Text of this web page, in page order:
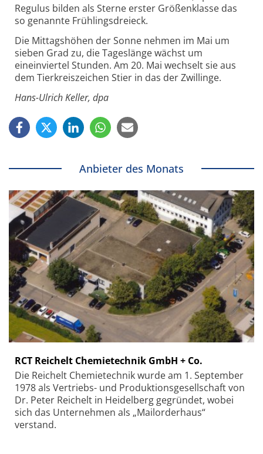
Regulus bilden als Sterne erster Größenklasse das
so genannte Frühlingsdreieck.
Die Mittagshöhen der Sonne nehmen im Mai um
sieben Grad zu, die Tageslänge wächst um
eineinviertel Stunden. Am 20. Mai wechselt sie aus
dem Tierkreiszeichen Stier in das der Zwillinge.
Hans-Ulrich Keller, dpa
Anbieter des Monats
RCT Reichelt Chemietechnik GmbH + Co.
Die Reichelt Chemietechnik wurde am 1. September
1978 als Vertriebs- und Produktionsgesellschaft von
Dr. Peter Reichelt in Heidelberg gegründet, wobei
sich das Unternehmen als „Mailorderhaus“
verstand.